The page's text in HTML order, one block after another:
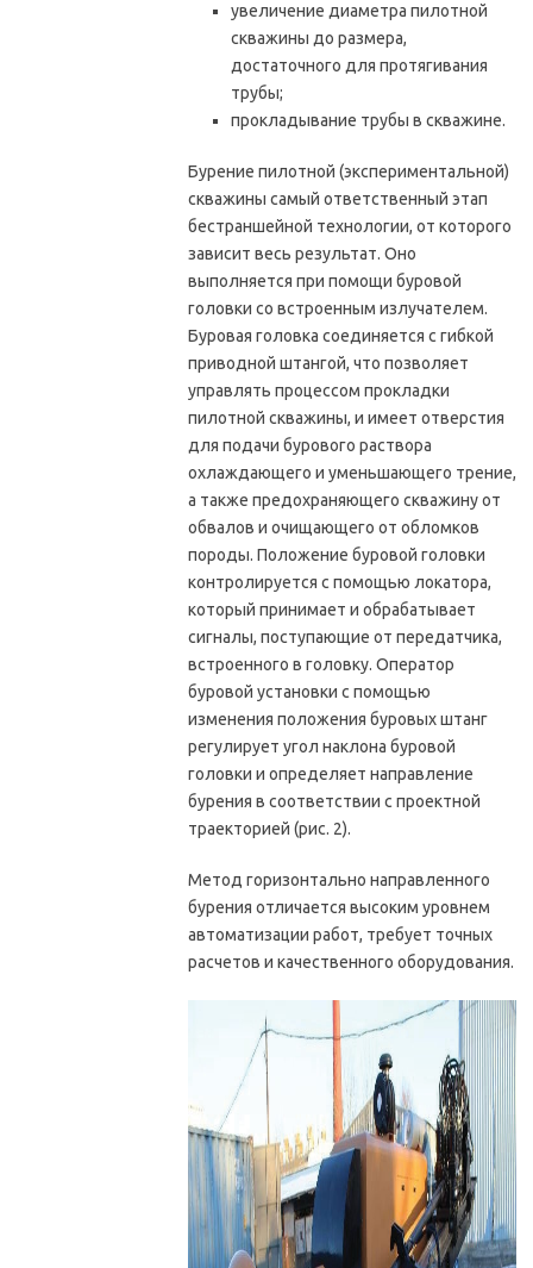
увеличение диаметра пилотной
скважины до размера,
достаточного для протягивания
трубы;
прокладывание трубы в скважине.
Бурение пилотной (экспериментальной)
скважины самый ответственный этап
бестраншейной технологии, от которого
зависит весь результат. Оно
выполняется при помощи буровой
головки со встроенным излучателем.
Буровая головка соединяется с гибкой
приводной штангой, что позволяет
управлять процессом прокладки
пилотной скважины, и имеет отверстия
для подачи бурового раствора
охлаждающего и уменьшающего трение,
а также предохраняющего скважину от
обвалов и очищающего от обломков
породы. Положение буровой головки
контролируется с помощью локатора,
который принимает и обрабатывает
сигналы, поступающие от передатчика,
встроенного в головку. Оператор
буровой установки с помощью
изменения положения буровых штанг
регулирует угол наклона буровой
головки и определяет направление
бурения в соответствии с проектной
траекторией (рис. 2).
Метод горизонтально направленного
бурения отличается высоким уровнем
автоматизации работ, требует точных
расчетов и качественного оборудования.